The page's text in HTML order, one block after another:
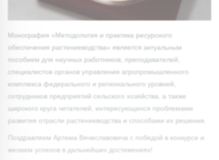
Монография «Методология и практика ресурсного
обеспечения растениеводства» является актуальным
пособием для научных работников, преподавателей,
специалистов органов управления агропромышленного
комплекса федерального и регионального уровней,
сотрудников предприятий сельского хозяйства, а также
широкого круга читателей, интересующихся проблемами
развития отрасли растениеводства и способами их решения.
Поздравляем Артема Вячеславовича с победой в конкурсе и
желаем успехов в дальнейших достижениях!